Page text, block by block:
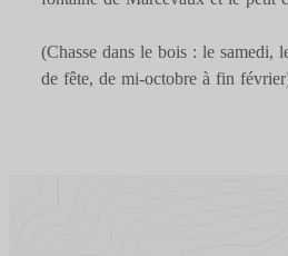
(Chasse dans le bois : le samedi,
de fête, de mi-octobre à fin